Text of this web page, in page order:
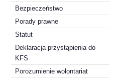
Bezpieczeństwo
Porady prawne
Statut
Deklaracja przystąpienia do
KFS
Porozumienie wolontariat